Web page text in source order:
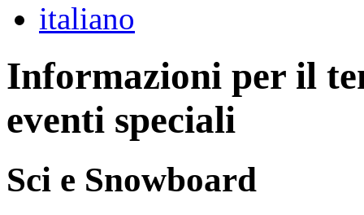
italiano
Informazioni per il
eventi speciali
Sci e Snowboard